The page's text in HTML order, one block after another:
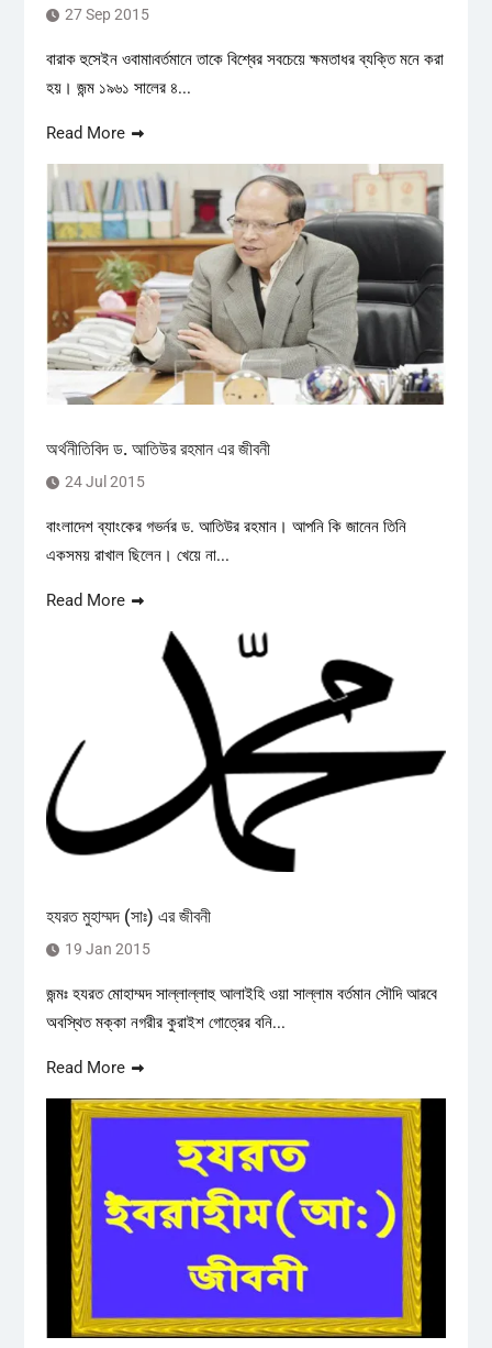
27 Sep 2015
বারাক হুসেইন ওবামা৷বর্তমানে তাকে বিশ্বের সবচেয়ে ক্ষমতাধর ব্যক্তি মনে করা
হয়। জন্ম ১৯৬১ সালের ৪...
Read More
অর্থনীতিবিদ ড. আতিউর রহমান এর জীবনী
24 Jul 2015
বাংলাদেশ ব্যাংকের গভর্নর ড. আতিউর রহমান। আপনি কি জানেন তিনি
একসময় রাখাল ছিলেন। খেয়ে না...
Read More
হযরত মুহাম্মদ (সাঃ) এর জীবনী
19 Jan 2015
জন্মঃ হযরত মোহাম্মদ সাল্লাল্লাহু আলাইহি ওয়া সাল্লাম বর্তমান সৌদি আরবে
অবস্থিত মক্কা নগরীর কুরাইশ গোত্রের বনি...
Read More